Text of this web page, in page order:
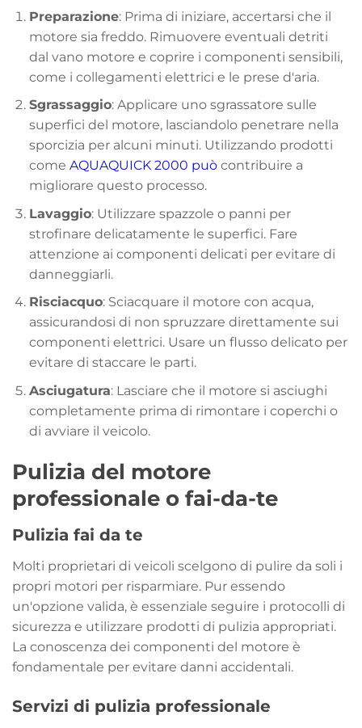
Preparazione: Prima di iniziare, accertarsi che il
motore sia freddo. Rimuovere eventuali detriti
dal vano motore e coprire i componenti sensibili,
come i collegamenti elettrici e le prese d'aria.
Sgrassaggio: Applicare uno sgrassatore sulle
superfici del motore, lasciandolo penetrare nella
sporcizia per alcuni minuti. Utilizzando prodotti
come AQUAQUICK 2000 puòcontribuire a
migliorare questo processo.
Lavaggio: Utilizzare spazzole o panni per
strofinare delicatamente le superfici. Fare
attenzione ai componenti delicati per evitare di
danneggiarli.
Risciacquo: Sciacquare il motore con acqua,
assicurandosi di non spruzzare direttamente sui
componenti elettrici. Usare un flusso delicato per
evitare di staccare le parti.
Asciugatura: Lasciare che il motore si asciughi
completamente prima di rimontare i coperchi o
di avviare il veicolo.
Pulizia del motore
professionale o fai-da-te
Pulizia fai da te
Molti proprietari di veicoli scelgono di pulire da soli i
propri motori per risparmiare. Pur essendo
un'opzione valida, è essenziale seguire i protocolli di
sicurezza e utilizzare prodotti di pulizia appropriati.
La conoscenza dei componenti del motore è
fondamentale per evitare danni accidentali.
Servizi di pulizia professionale